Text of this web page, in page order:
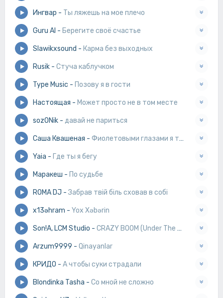
Ингвар - Ты ляжешь на мое плечо
Guru AI - Берегите своё счастье
Slawikxsound - Карма без выходных
Rusik - Стуча каблучком
Type Music - Позову я в гости
Настоящая - Может просто не в том месте
sozONik - давай не париться
Саша Квашеная - Фиолетовыми глазами я теперь на всё смотрю
Yaia - Где ты я бегу
Маракеш - По судьбе
ROMA DJ - Забрав твій біль сховав в собі
x13əhram - Yox Xəbərin
Son!A, LCM Studio - CRAZY BOOM (Under The Moon)
Arzum9999 - Qinayanlar
КРИДО - А чтобы суки страдали
Blondinka Tasha - Со мной не сложно